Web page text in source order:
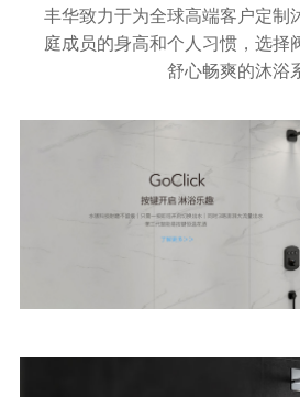
丰华致力于为全球高端客户定制
庭成员的身高和个人习惯，选择
舒心畅爽的沐浴